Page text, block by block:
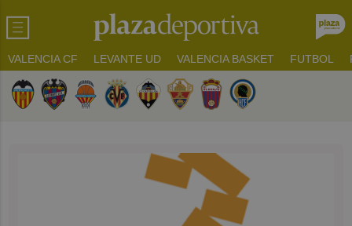
VALENCIA CF LEVANTE UD VALENCIA BASKET FUTBOL